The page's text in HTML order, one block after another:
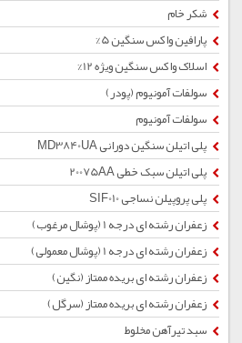
شکر خام
پارافین واکس سنگین 5%
اسلاک واکس سنگین ویژه 12%
سولفات آمونیوم (پودر)
سولفات آمونیوم
پلی اتیلن سنگین دورانی MD3840UA
پلی اتیلن سبک خطی 20075AA
پلی پروپیلن نساجی SIF010
زعفران رشته ای درجه 1 (پوشال مرغوب)
زعفران رشته ای درجه 1 (پوشال معمولی)
زعفران رشته ای بریده ممتاز (نگین)
زعفران رشته ای بریده ممتاز (سرگل)
سبد تیرآهن مخلوط